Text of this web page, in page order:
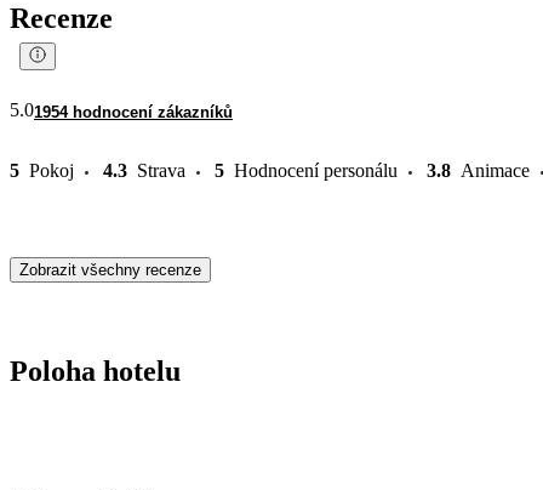
Recenze
5.01954 hodnocení zákazníků
5 Pokoj 4.3 Strava 5 Hodnocení personálu 3.8 Animace
Zobrazit všechny recenze
Poloha hotelu